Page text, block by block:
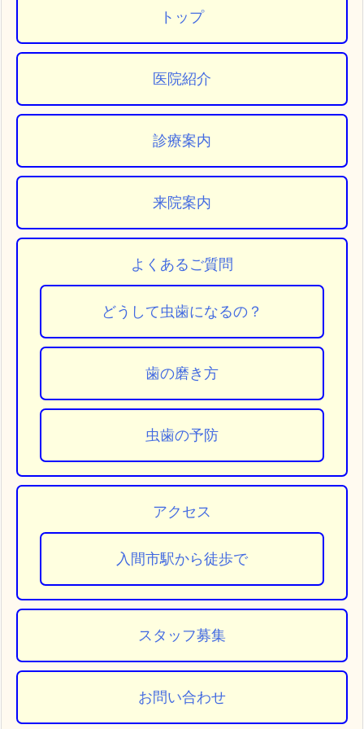
トップ
医院紹介
診療案内
来院案内
よくあるご質問
どうして虫歯になるの？
歯の磨き方
虫歯の予防
アクセス
入間市駅から徒歩で
スタッフ募集
お問い合わせ